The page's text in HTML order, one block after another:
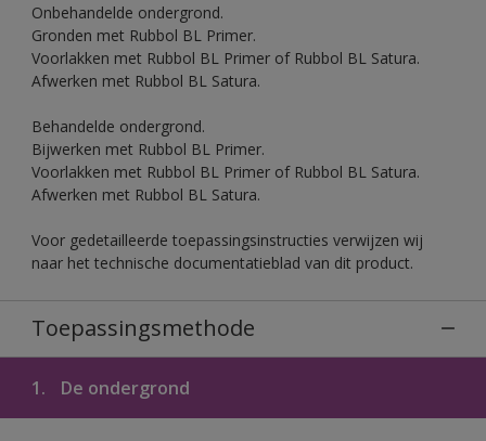
Onbehandelde ondergrond.
Gronden met Rubbol BL Primer.
Voorlakken met Rubbol BL Primer of Rubbol BL Satura.
Afwerken met Rubbol BL Satura.
Behandelde ondergrond.
Bijwerken met Rubbol BL Primer.
Voorlakken met Rubbol BL Primer of Rubbol BL Satura.
Afwerken met Rubbol BL Satura.
Voor gedetailleerde toepassingsinstructies verwijzen wij
naar het technische documentatieblad van dit product.
Toepassingsmethode
1. De ondergrond